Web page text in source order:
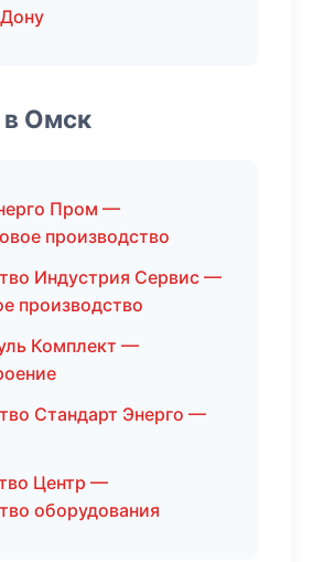
Омск
Пром —
производство
Индустрия Сервис —
производство
Комплект —
Стандарт Энерго —
Центр —
оборудования